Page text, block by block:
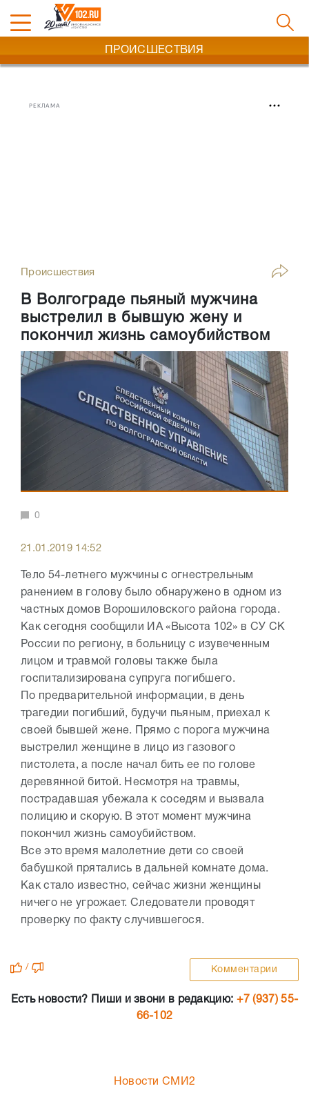
ПРОИСШЕСТВИЯ
РЕКЛАМА
Происшествия
В Волгограде пьяный мужчина
выстрелил в бывшую жену и
покончил жизнь самоубийством
0
21.01.2019 14:52
Тело 54-летнего мужчины с огнестрельным
ранением в голову было обнаружено в одном из
частных домов Ворошиловского района города.
Как сегодня сообщили ИА «Высота 102» в СУ СК
России по региону, в больницу с изувеченным
лицом и травмой головы также была
госпитализирована супруга погибшего.
По предварительной информации, в день
трагедии погибший, будучи пьяным, приехал к
своей бывшей жене. Прямо с порога мужчина
выстрелил женщине в лицо из газового
пистолета, а после начал бить ее по голове
деревянной битой. Несмотря на травмы,
пострадавшая убежала к соседям и вызвала
полицию и скорую. В этот момент мужчина
покончил жизнь самоубийством.
Все это время малолетние дети со своей
бабушкой прятались в дальней комнате дома.
Как стало известно, сейчас жизни женщины
ничего не угрожает. Следователи проводят
проверку по факту случившегося.
/ Комментарии
Есть новости? Пиши и звони в редакцию: +7 (937) 55-
66-102
Новости СМИ2